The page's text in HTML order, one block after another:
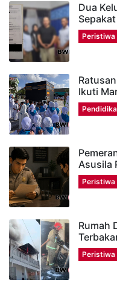
Dua
Peristiwa
Ikuti
Asusila
Peristiwa
Rumah
Peristiwa